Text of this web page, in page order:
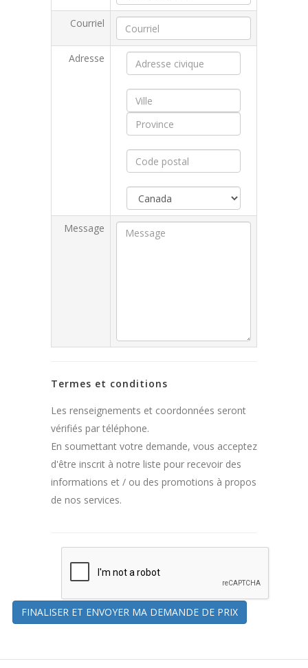
Courriel
Adresse
Message
Termes et conditions
Les renseignements et coordonnées seront
vérifiés par téléphone.
En soumettant votre demande, vous acceptez
d'être inscrit à notre liste pour recevoir des
informations et / ou des promotions à propos
de nos services.
FINALISER ET ENVOYER MA DEMANDE DE PRIX